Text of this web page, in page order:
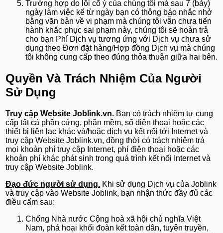
Trường hợp do lỗi cố ý của chúng tôi mà sau 7 (bảy)
ngày làm việc kể từ ngày bạn có thông báo nhắc nhở
bằng văn bản về vi phạm mà chúng tôi vẫn chưa tiến
hành khắc phục sai phạm này, chúng tôi sẽ hoàn trả
cho bạn Phí Dịch vụ tương ứng với Dịch vụ chưa sử
dụng theo Đơn đặt hàng/Hợp đồng Dịch vụ mà chúng
tôi không cung cấp theo đúng thỏa thuận giữa hai bên.
Quyền Và Trách Nhiệm Của Người
Sử Dụng
Truy cập Website Joblink.vn. Bạn có trách nhiệm tự cung
cấp tất cả phần cứng, phần mềm, số điện thoại hoặc các
thiết bị liên lạc khác và/hoặc dịch vụ kết nối tới Internet và
truy cập Website Joblink.vn, đồng thời có trách nhiệm trả
mọi khoản phí truy cập Internet, phí điện thoại hoặc các
khoản phí khác phát sinh trong quá trình kết nối Internet và
truy cập Website Joblink.
Đạo đức người sử dụng. Khi sử dụng Dịch vụ của Joblink
và truy cập vào Website Joblink, bạn nhận thức đầy đủ các
điều cấm sau:
Chống Nhà nước Cộng hoà xã hội chủ nghĩa Việt
Nam, phá hoại khối đoàn kết toàn dân, tuyên truyền,